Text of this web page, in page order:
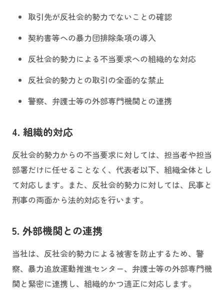
取引先が反社会的勢力でないことの確認
契約書等への暴力団排除条項の導入
反社会的勢力による不当要求への組織的な対応
反社会的勢力との取引の全面的な禁止
警察、弁護士等の外部専門機関との連携
4. 組織的対応
反社会的勢力からの不当要求に対しては、担当者や担当
部署だけに任せることなく、代表者以下、組織全体とし
て対応します。また、反社会的勢力に対しては、民事と
刑事の両面から法的対応を行います。
5. 外部機関との連携
当社は、反社会的勢力による被害を防止するため、警
察、暴力追放運動推進センター、弁護士等の外部専門機
関と緊密に連携し、組織的かつ適正に対応します。